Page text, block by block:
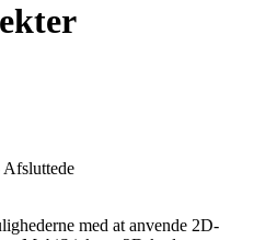
med at anvende 2D-